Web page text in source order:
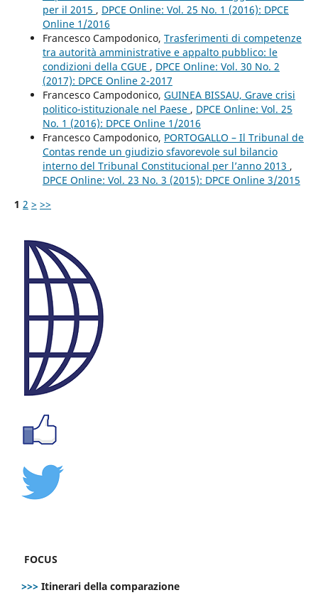
per il 2015 , DPCE Online: Vol. 25 No. 1 (2016): DPCE
Online 1/2016
Francesco Campodonico, Trasferimenti di competenze
tra autorità amministrative e appalto pubblico: le
condizioni della CGUE , DPCE Online: Vol. 30 No. 2
(2017): DPCE Online 2-2017
Francesco Campodonico, GUINEA BISSAU, Grave crisi
politico-istituzionale nel Paese , DPCE Online: Vol. 25
No. 1 (2016): DPCE Online 1/2016
Francesco Campodonico, PORTOGALLO – Il Tribunal de
Contas rende un giudizio sfavorevole sul bilancio
interno del Tribunal Constitucional per l’anno 2013 ,
DPCE Online: Vol. 23 No. 3 (2015): DPCE Online 3/2015
1 2 > >>
FOCUS
>>> Itinerari della comparazione